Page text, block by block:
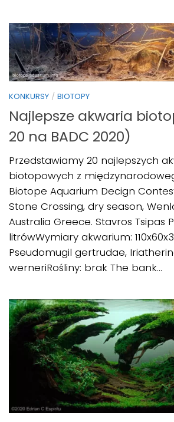
KONKURSY / BIOTOPY
Najlepsze akwaria
20 na BADC 2020)
Przedstawiamy 20 najlepszych
biotopowych z
Biotope Aquarium Decign
Stone Crossing, dry season,
Australia Greece. Stavros Tsipas
litrówWymiary akwarium:
Pseudomugil gertrudae,
werneriRośliny: brak The bank...